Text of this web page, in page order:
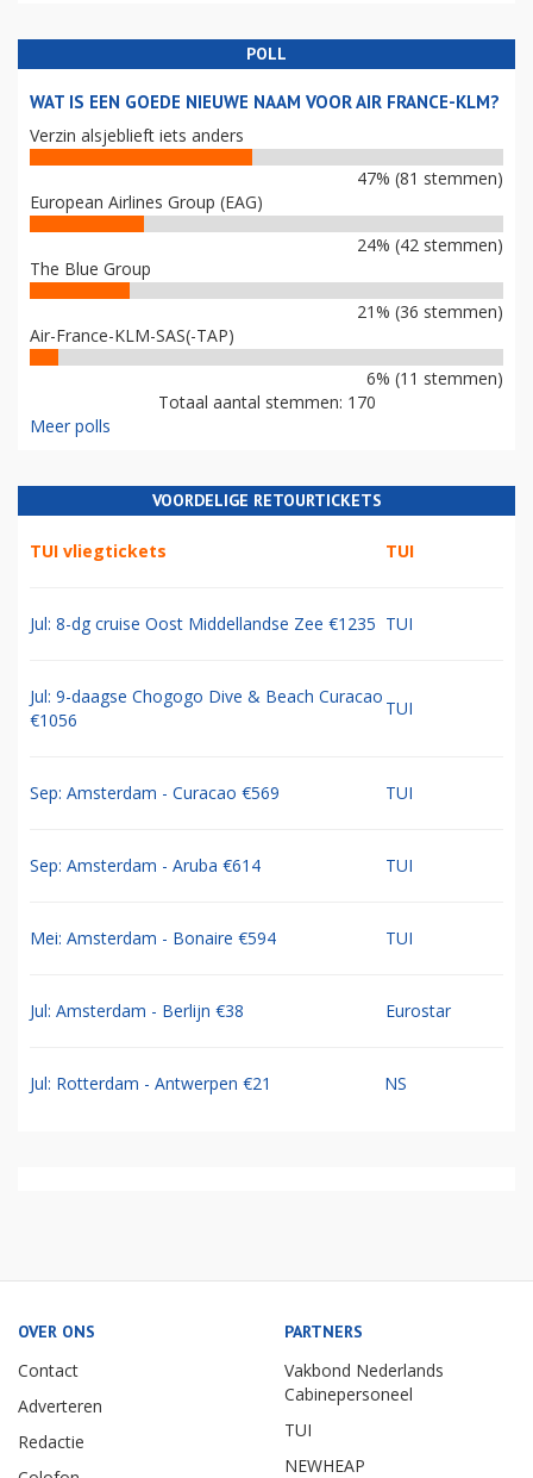
POLL
WAT IS EEN GOEDE NIEUWE NAAM VOOR AIR FRANCE-KLM?
Verzin alsjeblieft iets anders
47% (81 stemmen)
European Airlines Group (EAG)
24% (42 stemmen)
The Blue Group
21% (36 stemmen)
Air-France-KLM-SAS(-TAP)
6% (11 stemmen)
Totaal aantal stemmen: 170
Meer polls
VOORDELIGE RETOURTICKETS
TUI vliegtickets TUI
Jul: 8-dg cruise Oost Middellandse Zee €1235 TUI
Jul: 9-daagse Chogogo Dive & Beach Curacao
€1056
TUI
Sep: Amsterdam - Curacao €569 TUI
Sep: Amsterdam - Aruba €614 TUI
Mei: Amsterdam - Bonaire €594 TUI
Jul: Amsterdam - Berlijn €38 Eurostar
Jul: Rotterdam - Antwerpen €21 NS
OVER ONS
Contact
Adverteren
Redactie
PARTNERS
Vakbond Nederlands
Cabinepersoneel
TUI
NEWHEAP